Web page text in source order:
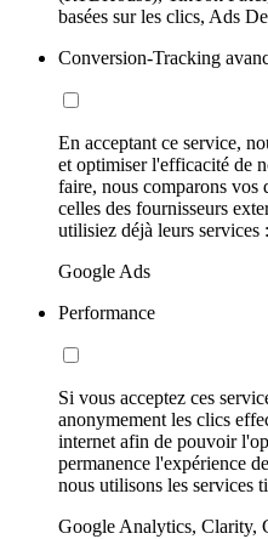
basées sur les clics, Ads
Conversion-Tracking
En acceptant ce service,
et optimiser l'efficacité de
faire, nous comparons vos
celles des fournisseurs
utilisiez déjà leurs services :
Google Ads
Performance
Si vous acceptez ces
anonymement les clics
internet afin de pouvoir
permanence l'expérience
nous utilisons les services
Google Analytics, Clarity,